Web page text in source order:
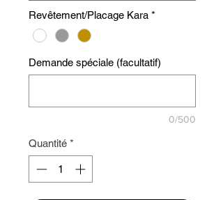
Revêtement/Placage Kara *
Demande spéciale (facultatif)
0/500
Quantité *